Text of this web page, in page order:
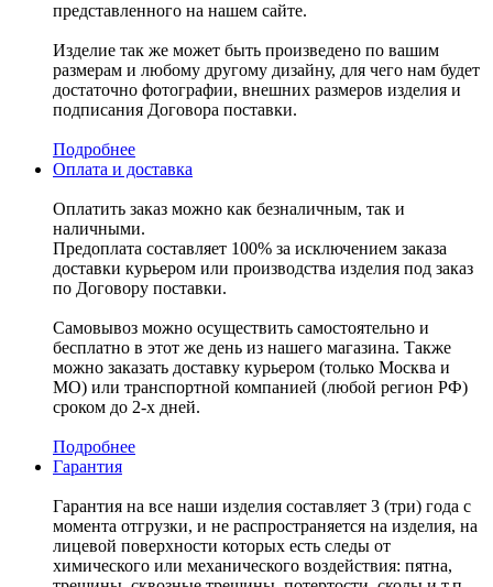
представленного на нашем сайте.
Изделие так же может быть произведено по вашим
размерам и любому другому дизайну, для чего нам будет
достаточно фотографии, внешних размеров изделия и
подписания Договора поставки.
Подробнее
Оплата и доставка
Оплатить заказ можно как безналичным, так и
наличными.
Предоплата составляет 100% за исключением заказа
доставки курьером или производства изделия под заказ
по Договору поставки.
Самовывоз можно осуществить самостоятельно и
бесплатно в этот же день из нашего магазина. Также
можно заказать доставку курьером (только Москва и
МО) или транспортной компанией (любой регион РФ)
сроком до 2-х дней.
Подробнее
Гарантия
Гарантия на все наши изделия составляет 3 (три) года с
момента отгрузки, и не распространяется на изделия, на
лицевой поверхности которых есть следы от
химического или механического воздействия: пятна,